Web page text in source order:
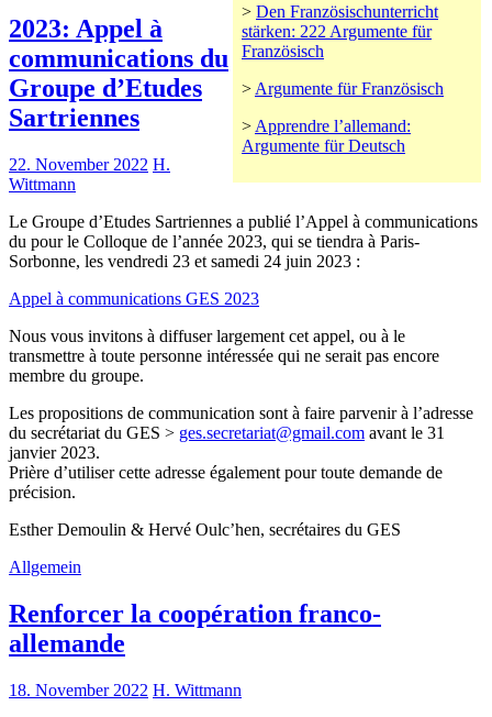
> Den Französischunterricht
stärken: 222 Argumente für
Französisch
> Argumente für Französisch
> Apprendre l’allemand:
Argumente für Deutsch
2023: Appel à
communications du
Groupe d’Etudes
Sartriennes
22. November 2022 H.
Wittmann
Le Groupe d’Etudes Sartriennes a publié l’Appel à communications
du pour le Colloque de l’année 2023, qui se tiendra à Paris-
Sorbonne, les vendredi 23 et samedi 24 juin 2023 :
Appel à communications GES 2023
Nous vous invitons à diffuser largement cet appel, ou à le
transmettre à toute personne intéressée qui ne serait pas encore
membre du groupe.
Les propositions de communication sont à faire parvenir à l’adresse
du secrétariat du GES > ges.secretariat@gmail.com avant le 31
janvier 2023.
Prière d’utiliser cette adresse également pour toute demande de
précision.
Esther Demoulin & Hervé Oulc’hen, secrétaires du GES
Allgemein
Renforcer la coopération franco-
allemande
18. November 2022 H. Wittmann